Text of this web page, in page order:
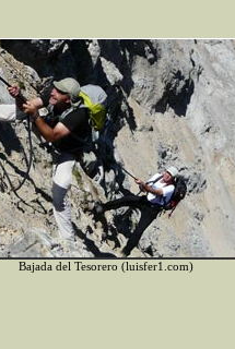
Bajada del Tesorero (luisfer1.com)